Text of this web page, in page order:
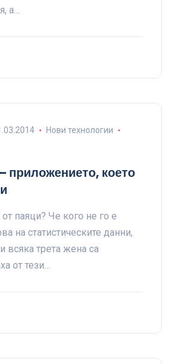
а…
Нови технологии
приложението, което
паяци? Че кого не го е
на статистическите данни,
всяка трета жена са
от тези…